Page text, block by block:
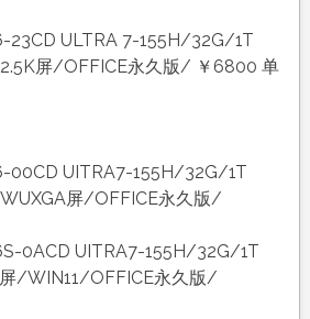
23CD ULTRA 7-155H/32G/1T
屏/OFFICE永久版/ ￥6800 单
00CD UITRA7-155H/32G/1T
屏/OFFICE永久版/
0ACD UITRA7-155H/32G/1T
/WIN11/OFFICE永久版/